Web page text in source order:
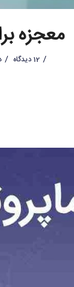
معجزه
/ 12 دیدگاه /